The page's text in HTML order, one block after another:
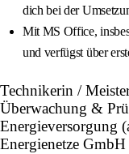
dich bei der
Mit MS Office,
und verfügst über
Technikerin /
Überwachung &
Energieversorgung
Energienetze GmbH